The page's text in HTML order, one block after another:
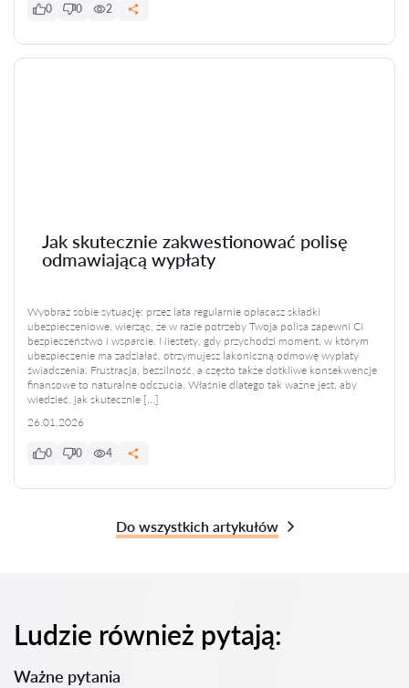
0 0 2
Jak skutecznie zakwestionować polisę
odmawiającą wypłaty
Wyobraź sobie sytuację: przez lata regularnie opłacasz składki
ubezpieczeniowe, wierząc, że w razie potrzeby Twoja polisa zapewni Ci
bezpieczeństwo i wsparcie. Niestety, gdy przychodzi moment, w którym
ubezpieczenie ma zadziałać, otrzymujesz lakoniczną odmowę wypłaty
świadczenia. Frustracja, bezsilność, a często także dotkliwe konsekwencje
finansowe to naturalne odczucia. Właśnie dlatego tak ważne jest, aby
wiedzieć, jak skutecznie […]
26.01.2026
0 0 4
Do wszystkich artykułów
Ludzie również pytają:
Ważne pytania